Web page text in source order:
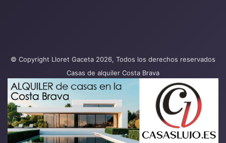
© Copyright Lloret Gaceta 2026, Todos los derechos reservados
Casas de alquiler Costa Brava